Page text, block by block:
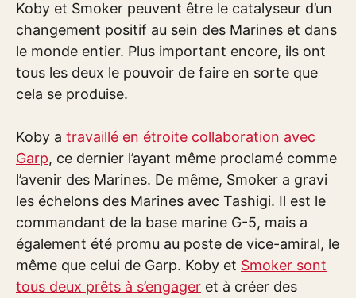
Koby et Smoker peuvent être le catalyseur d’un
changement positif au sein des Marines et dans
le monde entier. Plus important encore, ils ont
tous les deux le pouvoir de faire en sorte que
cela se produise.
Koby a travaillé en étroite collaboration avec
Garp, ce dernier l’ayant même proclamé comme
l’avenir des Marines. De même, Smoker a gravi
les échelons des Marines avec Tashigi. Il est le
commandant de la base marine G-5, mais a
également été promu au poste de vice-amiral, le
même que celui de Garp. Koby et Smoker sont
tous deux prêts à s’engager et à créer des